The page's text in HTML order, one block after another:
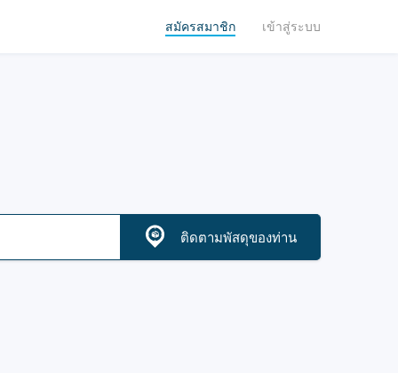
สมัครสมาชิก เข้าสู่ระบบ
ติดตามพัสดุของท่าน